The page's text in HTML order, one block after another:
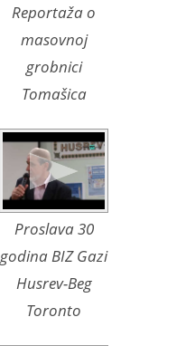
Reportaža o
masovnoj
grobnici
Tomašica
Proslava 30
godina BIZ Gazi
Husrev-Beg
Toronto